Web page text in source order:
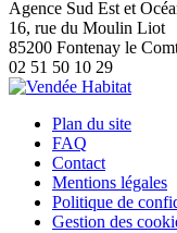
Agence Sud Est et
16, rue du Moulin Liot
85200 Fontenay le
02 51 50 10 29
Plan du site
FAQ
Contact
Mentions légales
Politique de
Gestion des